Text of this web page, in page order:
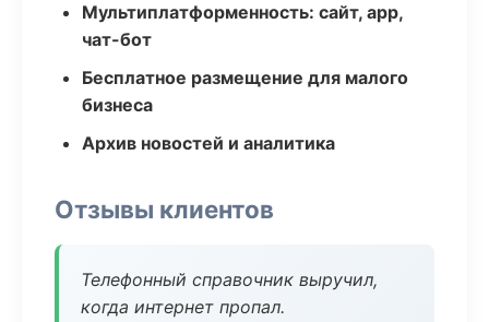
Мультиплатформенность: сайт, app,
чат-бот
Бесплатное размещение для малого
бизнеса
Архив новостей и аналитика
Отзывы клиентов
Телефонный справочник выручил,
когда интернет пропал.